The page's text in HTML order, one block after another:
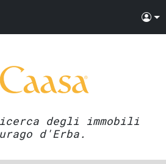
degli immobili
d'Erba.